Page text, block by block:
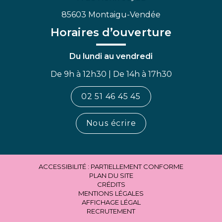
85603 Montaigu-Vendée
Horaires d’ouverture
Du lundi au vendredi
De 9h à 12h30 | De 14h à 17h30
02 51 46 45 45
Nous écrire
ACCESSIBILITÉ : PARTIELLEMENT CONFORME
PLAN DU SITE
CRÉDITS
MENTIONS LÉGALES
AFFICHAGE LÉGAL
RECRUTEMENT